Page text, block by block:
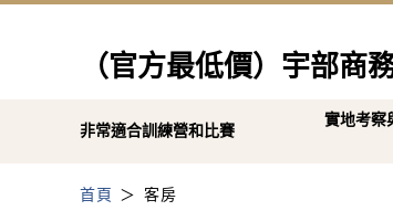
（官方最低價）宇部商
非常適合訓練營和比賽
實地考察
首頁 客房